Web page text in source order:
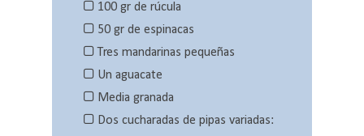
100 gr de rúcula
50 gr de espinacas
Tres mandarinas pequeñas
Un aguacate
Media granada
Dos cucharadas de pipas variadas: